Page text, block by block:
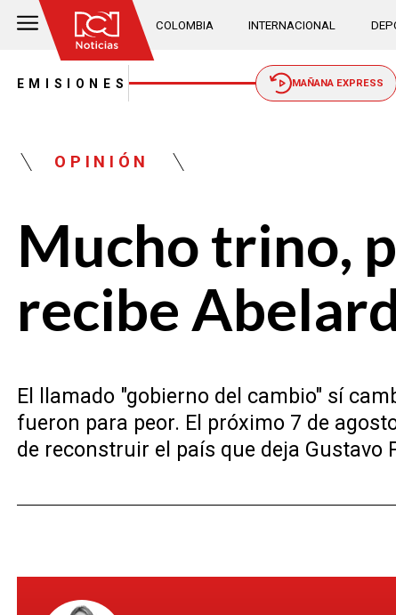
COLOMBIA INTERNACIONAL
EMISIONES MAÑANA EXPRESS
OPINIÓN
Mucho trino,
recibe
El llamado "gobierno del cambio" sí
fueron para peor. El próximo 7 de
de reconstruir el país que deja Gustavo